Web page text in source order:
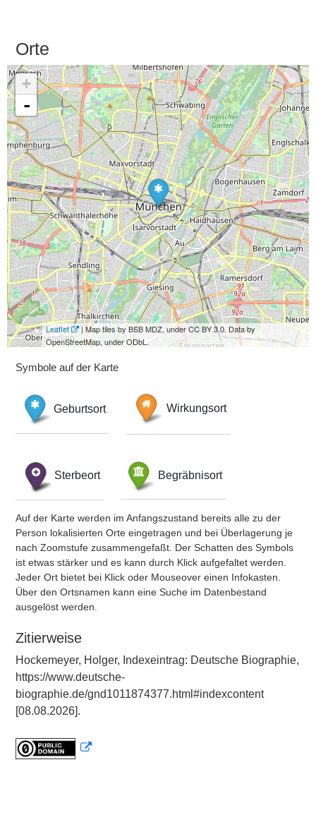
Orte
+
-
Leaflet
| Map tiles by BSB MDZ, under CC BY 3.0. Data by
OpenStreetMap, under ODbL.
Symbole auf der Karte
Geburtsort Wirkungsort
Sterbeort Begräbnisort
Auf der Karte werden im Anfangszustand bereits alle zu der
Person lokalisierten Orte eingetragen und bei Überlagerung je
nach Zoomstufe zusammengefaßt. Der Schatten des Symbols
ist etwas stärker und es kann durch Klick aufgefaltet werden.
Jeder Ort bietet bei Klick oder Mouseover einen Infokasten.
Über den Ortsnamen kann eine Suche im Datenbestand
ausgelöst werden.
Zitierweise
Hockemeyer, Holger, Indexeintrag: Deutsche Biographie,
https://www.deutsche-
biographie.de/gnd1011874377.html#indexcontent
[08.08.2026].